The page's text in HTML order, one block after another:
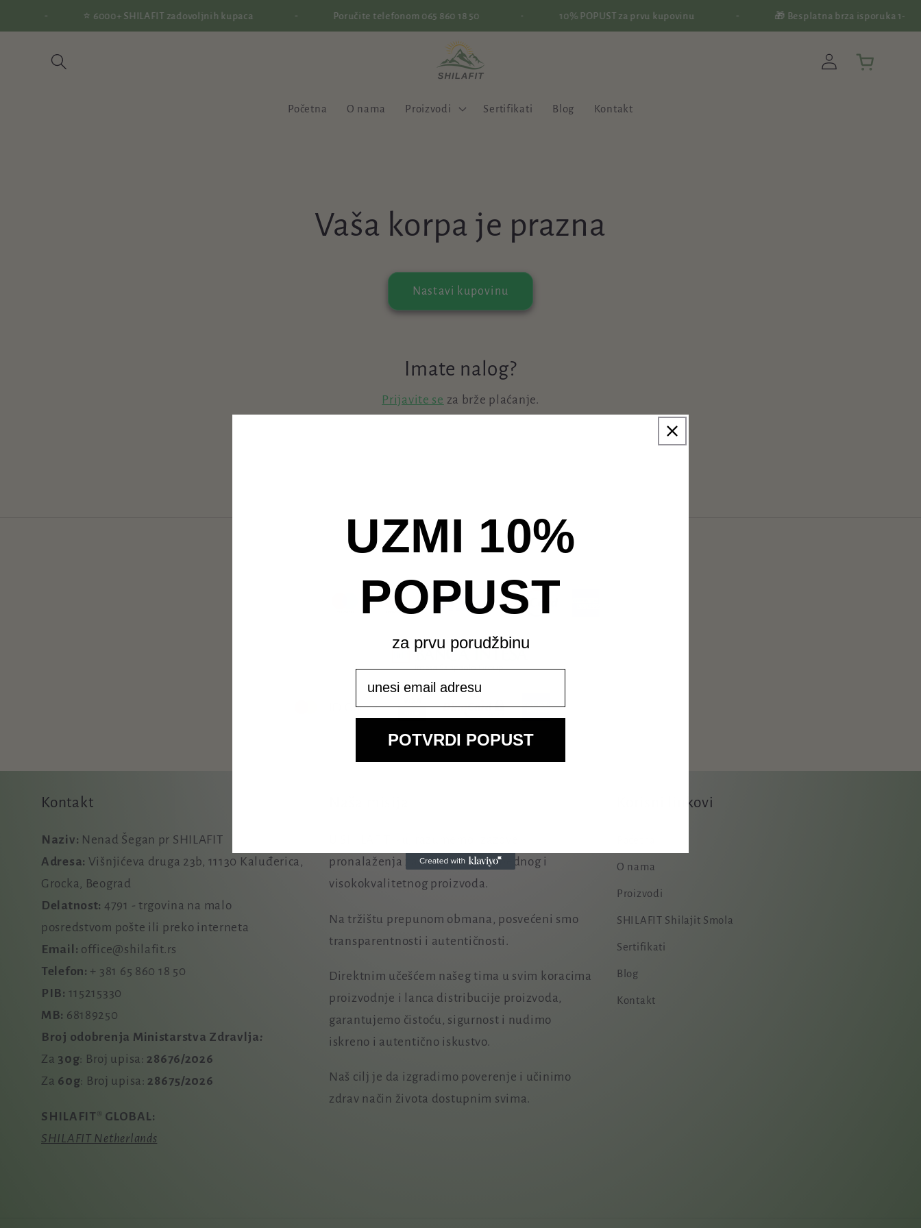
sadržaj
⭐ 6000+ SHILAFIT zadovoljnih kupaca Poručite telefonom 065 860 18 50 10% POPUST za prvu kupovinu 🎁 Besplatna brza isporuka 1-3
Početna O nama Proizvodi Sertifikati Blog Kontakt
se
Korpa
Vaša korpa je prazna
Nastavi kupovinu
Imate nalog?
Prijavite se za brže plaćanje.
Kontakt
Naziv: Nenad Šegan pr SHILAFIT
Adresa: Višnjićeva druga 23b, 11130 Kaluđerica,
Grocka, Beograd
Delatnost: 4791 - trgovina na malo
posredstvom pošte ili preko interneta
Email: office@shilafit.rs
Telefon: + 381 65 860 18 50
PIB: 115215330
MB: 68189250
Broj odobrenja Ministarstva Zdravlja:
Za 30g: Broj upisa: 28676/2026
Za 60g: Broj upisa: 28675/2026
SHILAFIT ® GLOBAL:
SHILAFIT Netherlands
pronalaženja zaista čistog, bezbednog i
visokokvalitetnog proizvoda.
Na tržištu prepunom obmana, posvećeni smo
transparentnosti i autentičnosti.
Direktnim učešćem našeg tima u svim koracima
proizvodnje i lanca distribucije proizvoda,
garantujemo čistoću, sigurnost i nudimo
iskreno i autentično iskustvo.
Naš cilj je da izgradimo poverenje i učinimo
zdrav način života dostupnim svima.
Korisni linkovi
O nama
Proizvodi
SHILAFIT Shilajit Smola
Sertifikati
Blog
Kontakt
UZMI 10%
POPUST
za prvu porudžbinu
POTVRDI POPUST